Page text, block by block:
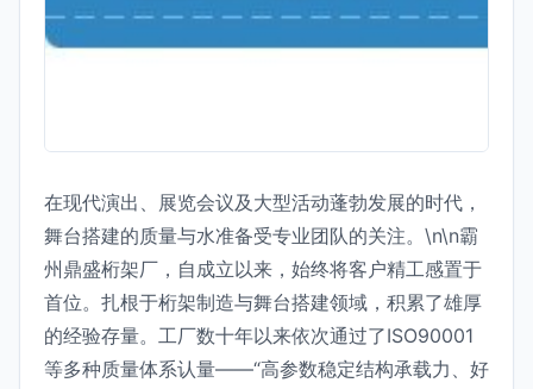
在现代演出、展览会议及大型活动蓬勃发展的时代，
舞台搭建的质量与水准备受专业团队的关注。\n\n霸
州鼎盛桁架厂，自成立以来，始终将客户精工感置于
首位。扎根于桁架制造与舞台搭建领域，积累了雄厚
的经验存量。工厂数十年以来依次通过了ISO90001
等多种质量体系认量——“高参数稳定结构承载力、好